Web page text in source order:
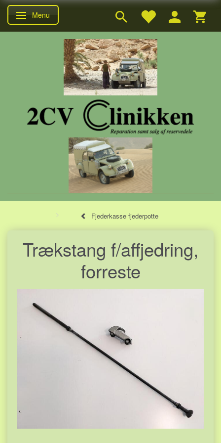
Skifte navigation
Menu
Fjederkasse fjederpotte
Trækstang f/affjedring,
forreste